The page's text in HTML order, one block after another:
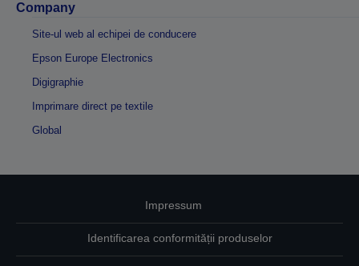
Company
Site-ul web al echipei de conducere
Epson Europe Electronics
Digigraphie
Imprimare direct pe textile
Global
Impressum
Identificarea conformității produselor